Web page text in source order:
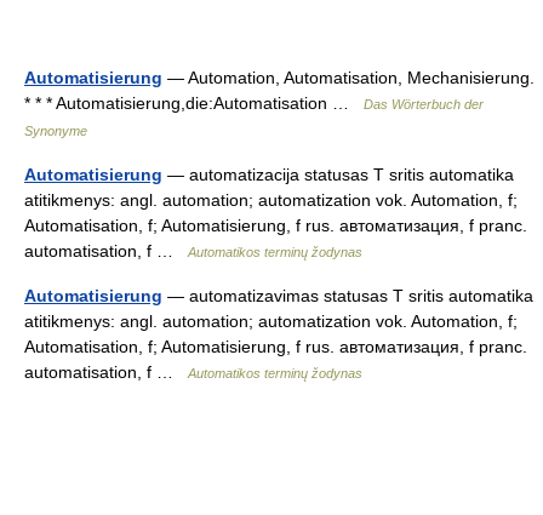
Automatisierung — Automation, Automatisation, Mechanisierung.
* * * Automatisierung,die:Automatisation …
Das Wörterbuch der
Synonyme
Automatisierung — automatizacija statusas T sritis automatika
atitikmenys: angl. automation; automatization vok. Automation, f;
Automatisation, f; Automatisierung, f rus. автоматизация, f pranc.
automatisation, f …
Automatikos terminų žodynas
Automatisierung — automatizavimas statusas T sritis automatika
atitikmenys: angl. automation; automatization vok. Automation, f;
Automatisation, f; Automatisierung, f rus. автоматизация, f pranc.
automatisation, f …
Automatikos terminų žodynas